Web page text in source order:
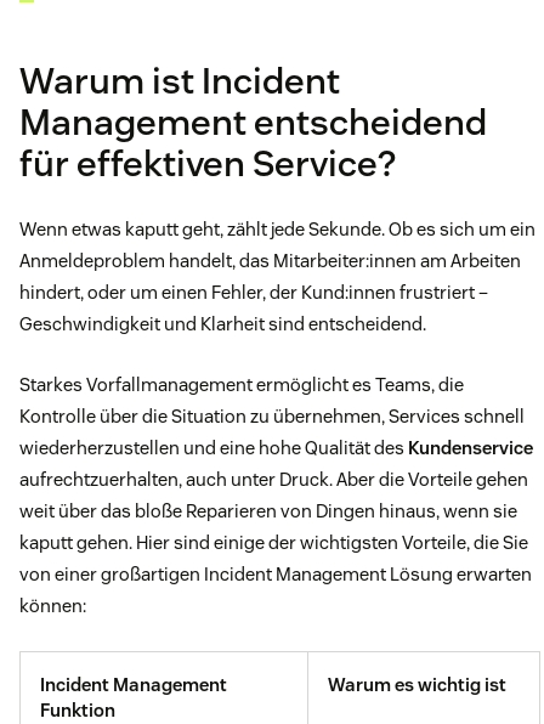
Warum ist Incident
Management entscheidend
für effektiven Service?
Wenn etwas kaputt geht, zählt jede Sekunde. Ob es sich um ein
Anmeldeproblem handelt, das Mitarbeiter:innen am Arbeiten
hindert, oder um einen Fehler, der Kund:innen frustriert –
Geschwindigkeit und Klarheit sind entscheidend.
Starkes Vorfallmanagement ermöglicht es Teams, die
Kontrolle über die Situation zu übernehmen, Services schnell
wiederherzustellen und eine hohe Qualität des Kundenservice
aufrechtzuerhalten, auch unter Druck. Aber die Vorteile gehen
weit über das bloße Reparieren von Dingen hinaus, wenn sie
kaputt gehen. Hier sind einige der wichtigsten Vorteile, die Sie
von einer großartigen Incident Management Lösung erwarten
können:
Incident Management
Funktion
Warum es wichtig ist